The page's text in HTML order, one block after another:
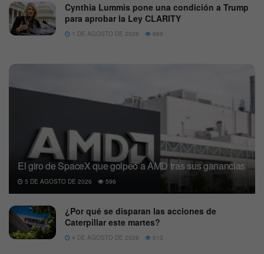
Cynthia Lummis pone una condición a Trump
para aprobar la Ley CLARITY
1 DE AGOSTO DE 2026 669
El giro de SpaceX que golpeó a AMD tras sus ganancias
5 DE AGOSTO DE 2026 596
¿Por qué se disparan las acciones de
Caterpillar este martes?
4 DE AGOSTO DE 2026 613